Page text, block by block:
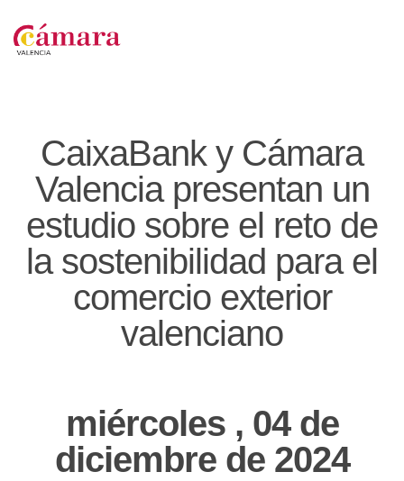
CaixaBank y Cámara
Valencia presentan un
estudio sobre el reto de
la sostenibilidad para el
comercio exterior
valenciano
miércoles , 04 de
diciembre de 2024